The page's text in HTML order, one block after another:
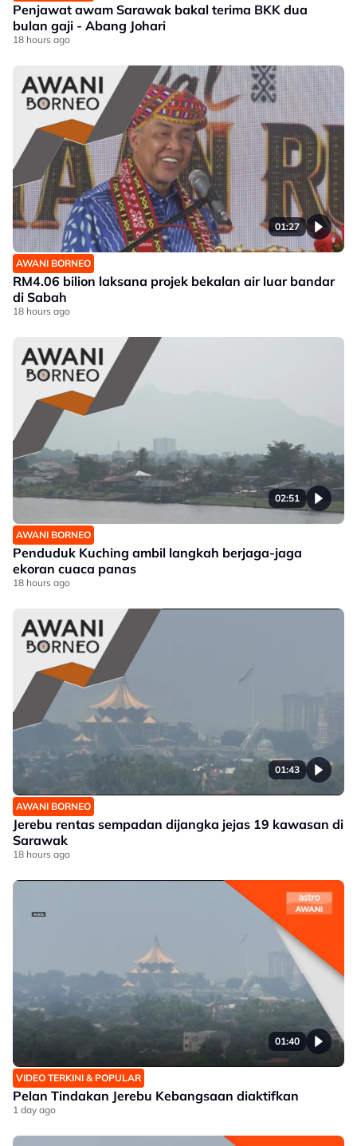
Penjawat awam Sarawak bakal terima BKK dua
bulan gaji - Abang Johari
18 hours ago
01:27
AWANI BORNEO
RM4.06 bilion laksana projek bekalan air luar bandar
di Sabah
18 hours ago
02:51
AWANI BORNEO
Penduduk Kuching ambil langkah berjaga-jaga
ekoran cuaca panas
18 hours ago
01:43
AWANI BORNEO
Jerebu rentas sempadan dijangka jejas 19 kawasan di
Sarawak
18 hours ago
01:40
VIDEO TERKINI & POPULAR
Pelan Tindakan Jerebu Kebangsaan diaktifkan
1 day ago